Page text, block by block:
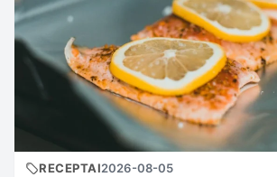
RECEPTAI2026-08-05